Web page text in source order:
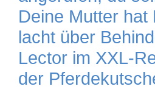
Deine Mutter
lacht über
Lector im XXL-
der